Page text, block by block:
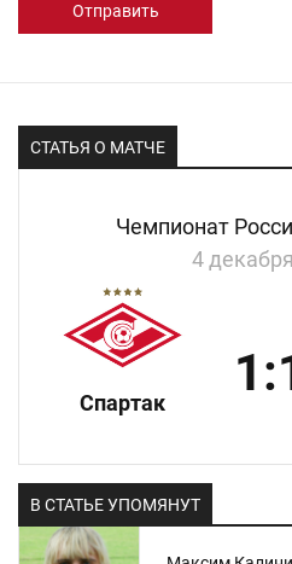
Отправить
СТАТЬЯ О МАТЧЕ
Чемпионат
4
Спартак
В СТАТЬЕ УПОМЯНУТ